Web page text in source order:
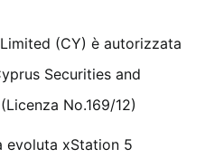
(CY) è autorizzata
Securities and
No.169/12)
evoluta xStation 5